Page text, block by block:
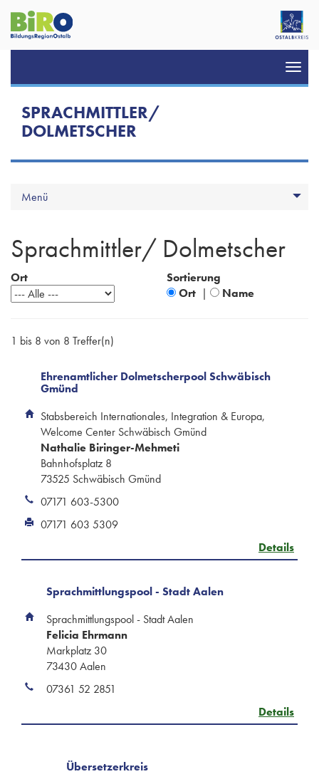
SPRACHMITTLER/
DOLMETSCHER
Menü
Sprachmittler/ Dolmetscher
Ort
Sortierung
Ort | Name
1 bis 8 von 8 Treffer(n)
Ehrenamtlicher Dolmetscherpool Schwäbisch
Gmünd
Stabsbereich Internationales, Integration & Europa,
Welcome Center Schwäbisch Gmünd
Nathalie Biringer-Mehmeti
Bahnhofsplatz 8
73525 Schwäbisch Gmünd
07171 603-5300
07171 603 5309
Details
Sprachmittlungspool - Stadt Aalen
Sprachmittlungspool - Stadt Aalen
Felicia Ehrmann
Markplatz 30
73430 Aalen
07361 52 2851
Details
Übersetzerkreis